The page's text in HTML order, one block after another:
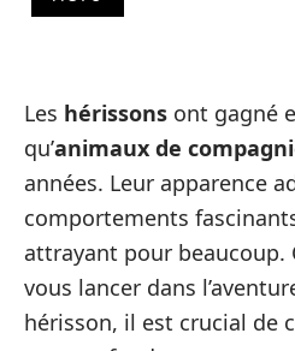
Les hérissons ont gagné
qu’animaux de
années. Leur apparence
comportements
attrayant pour beaucoup.
vous lancer dans
hérisson, il est crucial de